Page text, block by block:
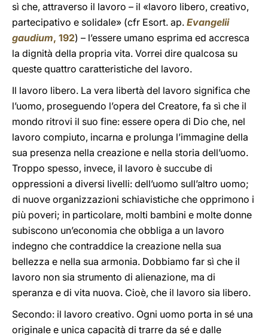
sì che, attraverso il lavoro – il «lavoro libero, creativo,
partecipativo e solidale» (cfr Esort. ap. Evangelii
gaudium, 192) – l’essere umano esprima ed accresca
la dignità della propria vita. Vorrei dire qualcosa su
queste quattro caratteristiche del lavoro.
Il lavoro libero. La vera libertà del lavoro significa che
l’uomo, proseguendo l’opera del Creatore, fa sì che il
mondo ritrovi il suo fine: essere opera di Dio che, nel
lavoro compiuto, incarna e prolunga l’immagine della
sua presenza nella creazione e nella storia dell’uomo.
Troppo spesso, invece, il lavoro è succube di
oppressioni a diversi livelli: dell’uomo sull’altro uomo;
di nuove organizzazioni schiavistiche che opprimono i
più poveri; in particolare, molti bambini e molte donne
subiscono un’economia che obbliga a un lavoro
indegno che contraddice la creazione nella sua
bellezza e nella sua armonia. Dobbiamo far sì che il
lavoro non sia strumento di alienazione, ma di
speranza e di vita nuova. Cioè, che il lavoro sia libero.
Secondo: il lavoro creativo. Ogni uomo porta in sé una
originale e unica capacità di trarre da sé e dalle